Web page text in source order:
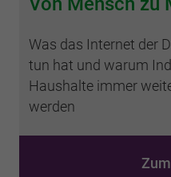
Was das Internet der
tun hat und warum
Haushalte immer
werden